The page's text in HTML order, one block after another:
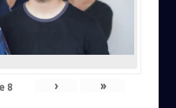
8 › »